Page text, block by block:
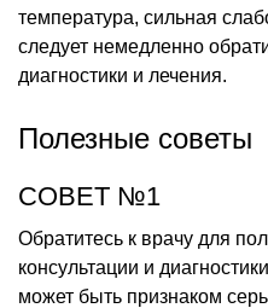
температура, сильная
следует немедленно
диагностики и лечения.
Полезные советы
СОВЕТ №1
Обратитесь к врачу для
консультации и
может быть признаком